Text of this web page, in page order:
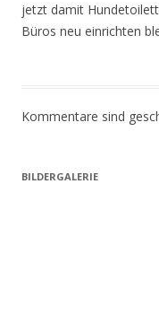
jetzt damit
Büros neu einrichten
Kommentare sind
BILDERGALERIE